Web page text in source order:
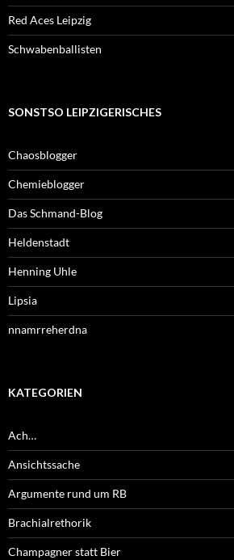
Red Aces Leipzig
Schwabenballisten
SONSTSO LEIPZIGERISCHES
Chaosblogger
Chemieblogger
Das Schmand-Blog
Heldenstadt
Henning Uhle
Lipsia
nnamrreherdna
KATEGORIEN
Ach…
Ansichtssache
Argumente rund um RB
Brachialrethorik
Champagner statt Bier